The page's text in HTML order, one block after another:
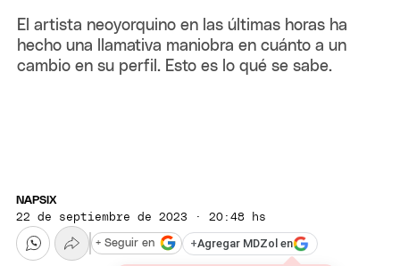
El artista neoyorquino en las últimas horas ha
hecho una llamativa maniobra en cuánto a un
cambio en su perfil. Esto es lo qué se sabe.
NAPSIX
22 de septiembre de 2023 · 20:48 hs
+Agregar MDZol en
+ Seguir en